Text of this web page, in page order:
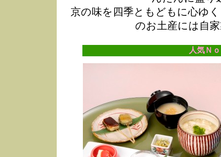
京の味を四季ともどもに心ゆ
のお土産には自
人気Ｎ